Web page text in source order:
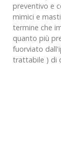
preventivo e
mimici e
termine che
quanto più
fuorviato
trattabile ) di